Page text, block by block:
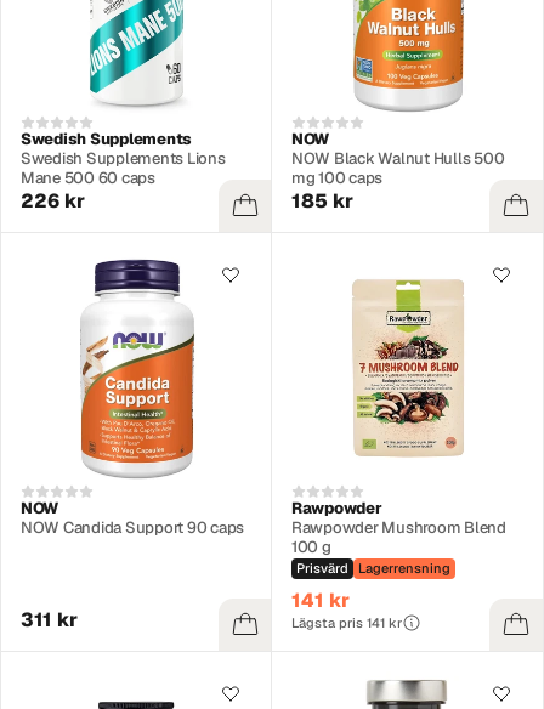
Swedish Supplements
Swedish Supplements Lions
Mane 500 60 caps
226 kr
NOW
NOW Black Walnut Hulls 500
mg 100 caps
185 kr
NOW
NOW Candida Support 90 caps
311 kr
Rawpowder
Rawpowder Mushroom Blend
100 g
Prisvärd Lagerrensning
141 kr
Lägsta pris 141 kr